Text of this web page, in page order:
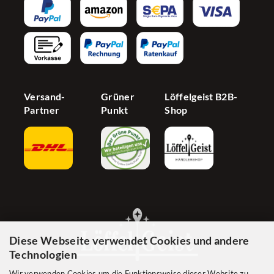
Diese Webseite verwendet Cookies und andere
Technologien
Partnerprogramm
Newsletter
Jetzt Händer werden
Barrierefreiheit
Cookie Einstellungen
Versand-
Partner
Grüner
Punkt
Löffelgeist B2B-
Shop